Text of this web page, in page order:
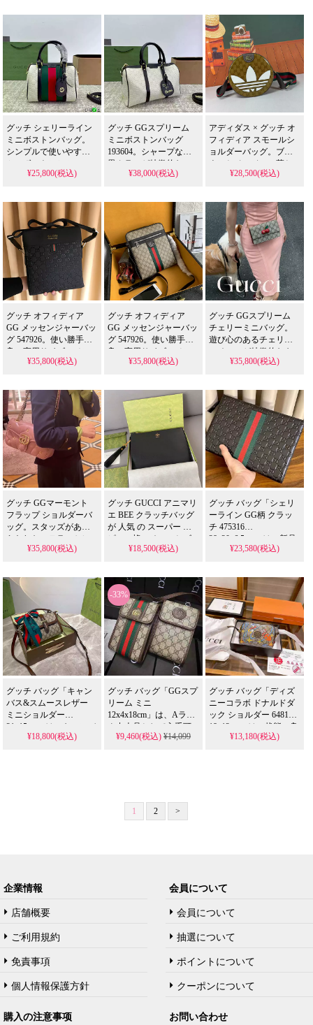
安に再現したスーパー
コピーとなっていま
ーツで格安に実現した
スーパー コピーとなっ
ています。
トを、N級品相当の細や
かな縫製で格安に再現
したスーパー コピーと
なっています。
グッチ シェリーライン
ミニボストンバッグ。
シンプルで使いやすい
ミニボストンシルエッ
トのハンドバッグで
デザインを、N級品相当
のクオリティで格安に
再現したスーパー コピ
ーとなっています。
¥25,800(税込)
グッチ GGスプリーム
ミニボストンバッグ
193604。シャープな白
黒カラーが特徴的な
PVC製ボストンバッグ
ザインを、N級品相当の
プリント精度で格安に
実現したスーパー コピ
ーとなっています。
¥38,000(税込)
アディダス × グッチ オ
フィディア スモールシ
ョルダーバッグ。ブラ
ウンとベージュの落ち
着いたカラーのコラボ
インを、N級品相当の質
感で格安提供するスー
パー コピーとなってい
ます。
¥28,500(税込)
グッチ オフィディア
GG メッセンジャーバッ
グ 547926。使い勝手の
良い実用サイズのメン
ズ向けショルダーバッ
インを、N級品相当の質
感で格安に再現したス
ーパー コピーとなって
います。
¥35,800(税込)
グッチ オフィディア
GG メッセンジャーバッ
グ 547926。使い勝手の
良い実用サイズのメン
ズ向けショルダーバッ
インを、N級品相当の質
感で格安に再現したス
ーパー コピーとなって
います。
¥35,800(税込)
グッチ GGスプリーム
チェリーミニバッグ。
遊び心のあるチェリー
モチーフが特徴的なキ
ャンバスバッグです。
を、N級品相当の精巧さ
で格安に実現したスー
パー コピーです。
¥35,800(税込)
グッチ GGマーモント
フラップ ショルダーバ
ッグ。スタッズがあし
らわれたマテラッセレ
ザーのミニバッグで
ンを、N級品相当の見た
目で格安提供するスー
パー コピーとなってい
ます。
¥35,800(税込)
グッチ GUCCI アニマリ
エ BEE クラッチバッグ
が 人気 の スーパー コ
ピー。蜂モチーフとゴ
ールド金具をあしらっ
偽物 ながら箱付きのセ
カンドバッグとして 格
安 で提供し、芸能人 ス
タイルを手軽に取り入
れられます。
¥18,500(税込)
グッチ バッグ「シェリ
ーライン GG柄 クラッ
チ 475316
28x20x6.5cm」は、新品
未使用の3色展開牛革ク
み合わせが特徴です。
高品質なレプリカ品が
お手頃価格で入手可能
で、グッチ グッチ バッ
グの上品なスタイルを
日常に取り入れられま
す。
¥23,580(税込)
グッチ バッグ「キャン
バス&スムースレザー
ミニショルダー
21x15cm」は、キャンバ
スとスムースレザーの
¥18,800(税込)
-33%
グッチ バッグ「GGスプ
リーム ミニ
12x4x18cm」は、Aラン
ク中古品として入手可
能なコンパクトレザー
チ グッチ バッグの洗練
されたスタイルを日常
¥9,460(税込)¥14,099
グッチ バッグ「ディズ
ニーコラボ ドナルドダ
ック ショルダー 648124
18x12cm」は、状態の良
い中古品として入手可
¥13,180(税込)
1 2 >
企業情報
店舗概要
ご利用規約
免責事項
個人情報保護方針
会員について
会員について
抽選について
ポイントについて
クーポンについて
購入の注意事项 お問い合わせ